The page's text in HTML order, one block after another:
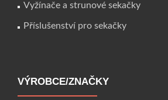
Vyžínače a strunové sekačky
Příslušenství pro sekačky
VÝROBCE/ZNAČKY